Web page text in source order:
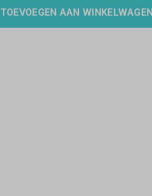
TOEVOEGEN AAN WINKELWAGEN